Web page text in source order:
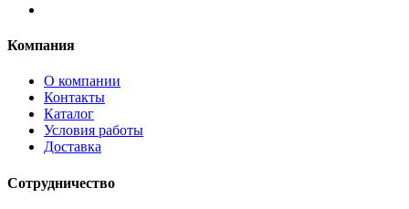
Компания
О компании
Контакты
Каталог
Условия работы
Доставка
Сотрудничество